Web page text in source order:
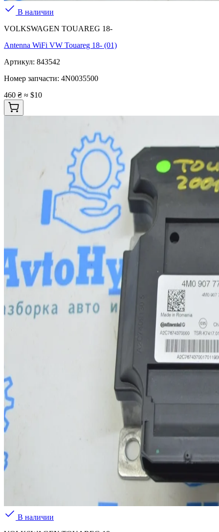
В наличии
VOLKSWAGEN TOUAREG 18-
Antenna WiFi VW Touareg 18- (01)
Артикул: 843542
Номер запчасти: 4N0035500
460 ₴ ≈ $10
В наличии